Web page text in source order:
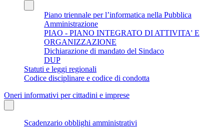
Piano triennale per l’informatica nella Pubblica
Amministrazione
PIAO - PIANO INTEGRATO DI ATTIVITA' E
ORGANIZZAZIONE
Dichiarazione di mandato del Sindaco
DUP
Statuti e leggi regionali
Codice disciplinare e codice di condotta
Oneri informativi per cittadini e imprese
Scadenzario obblighi amministrativi